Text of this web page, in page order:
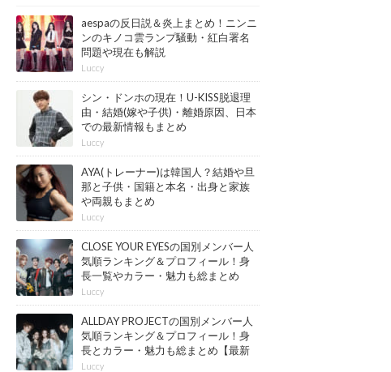
aespaの反日説＆炎上まとめ！ニンニ
ンのキノコ雲ランプ騒動・紅白署名
問題や現在も解説
Luccy
シン・ドンホの現在！U-KISS脱退理
由・結婚(嫁や子供)・離婚原因、日本
での最新情報もまとめ
Luccy
AYA(トレーナー)は韓国人？結婚や旦
那と子供・国籍と本名・出身と家族
や両親もまとめ
Luccy
CLOSE YOUR EYESの国別メンバー人
気順ランキング＆プロフィール！身
長一覧やカラー・魅力も総まとめ
【最新版】
Luccy
ALLDAY PROJECTの国別メンバー人
気順ランキング＆プロフィール！身
長とカラー・魅力も総まとめ【最新
版】
Luccy